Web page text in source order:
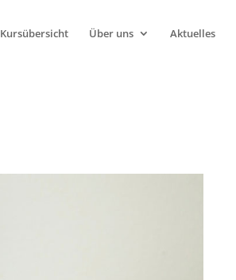
Kursübersicht Über uns Aktuelles